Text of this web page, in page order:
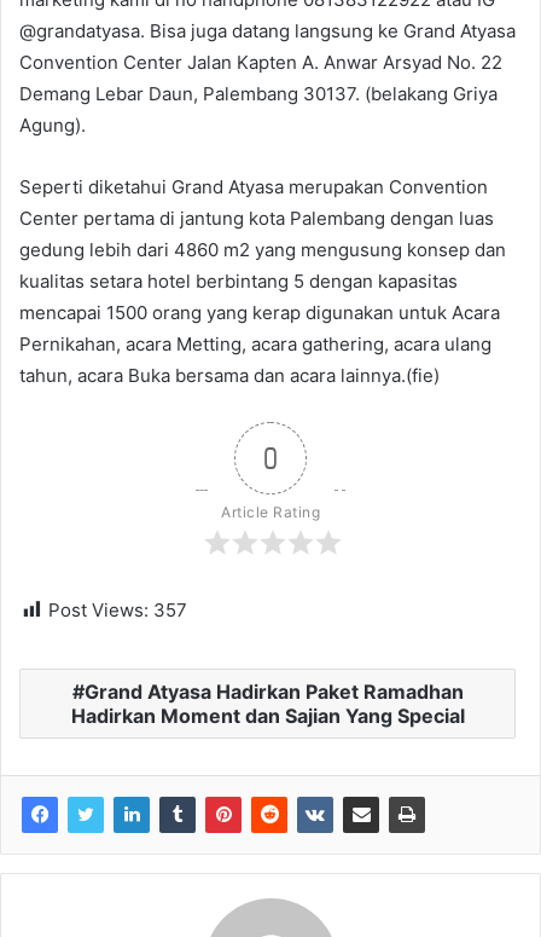
@grandatyasa. Bisa juga datang langsung ke Grand Atyasa
Convention Center Jalan Kapten A. Anwar Arsyad No. 22
Demang Lebar Daun, Palembang 30137. (belakang Griya
Agung).
Seperti diketahui Grand Atyasa merupakan Convention
Center pertama di jantung kota Palembang dengan luas
gedung lebih dari 4860 m2 yang mengusung konsep dan
kualitas setara hotel berbintang 5 dengan kapasitas
mencapai 1500 orang yang kerap digunakan untuk Acara
Pernikahan, acara Metting, acara gathering, acara ulang
tahun, acara Buka bersama dan acara lainnya.(fie)
0
Article Rating
Post Views: 357
Grand Atyasa Hadirkan Paket Ramadhan
Hadirkan Moment dan Sajian Yang Special